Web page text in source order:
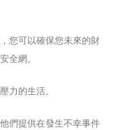
您可以確保您未來的財
全網。
力的生活。
們提供在發生不幸事件